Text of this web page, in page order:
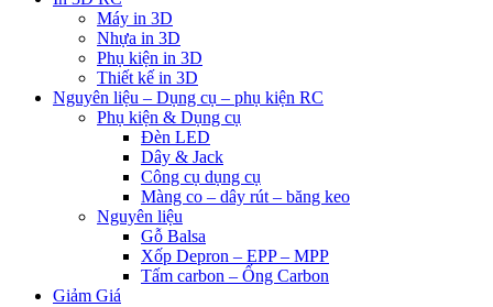
Máy in 3D
Nhựa in 3D
Phụ kiện in 3D
Thiết kế in 3D
Nguyên liệu – Dụng cụ – phụ kiện RC
Phụ kiện & Dụng cụ
Đèn LED
Dây & Jack
Công cụ dụng cụ
Màng co – dây rút – băng keo
Nguyên liệu
Gỗ Balsa
Xốp Depron – EPP – MPP
Tấm carbon – Ống Carbon
Giảm Giá